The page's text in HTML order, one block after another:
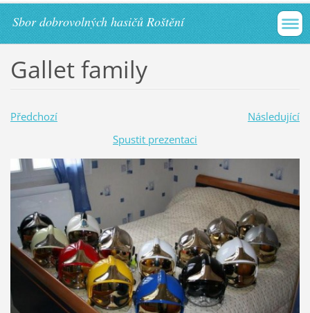
Sbor dobrovolných hasičů Roštění
Gallet family
Předchozí
Následující
Spustit prezentaci